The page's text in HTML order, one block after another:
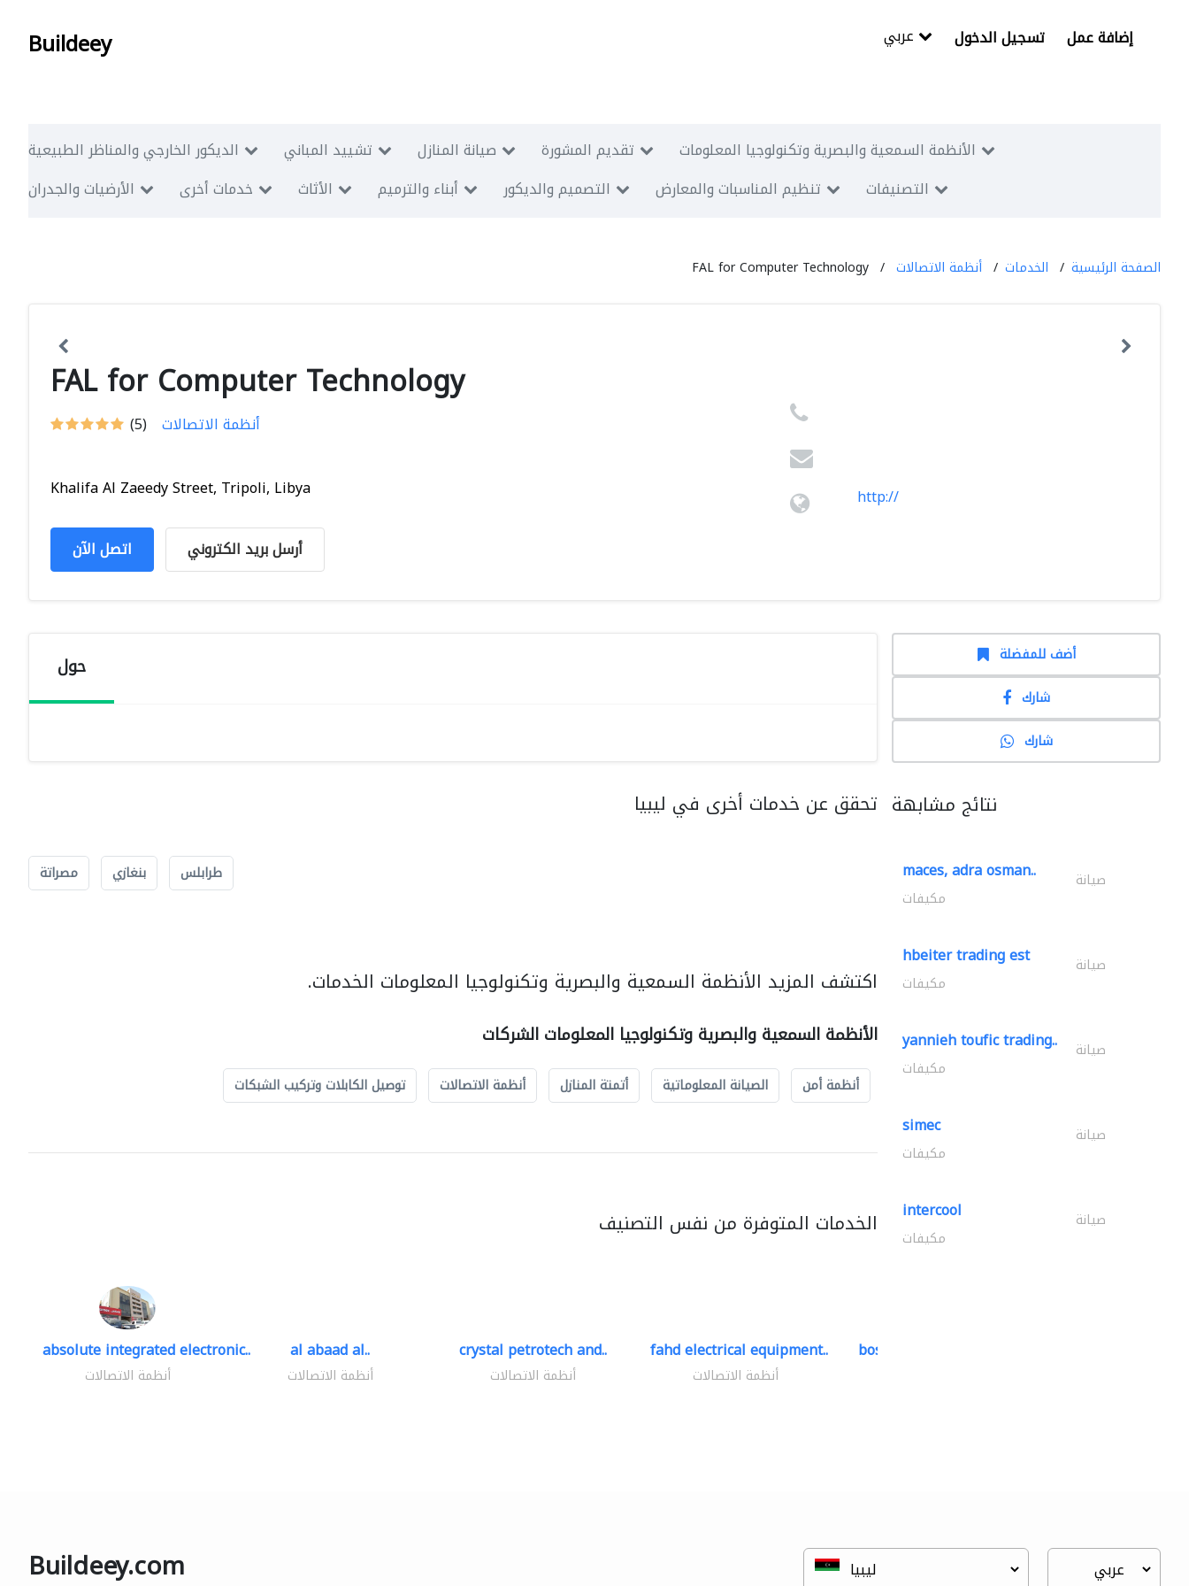
Buildeey تسجيل الدخول إضافة عمل
الديكور الخارجي والمناظر الطبيعية تشييد المباني صيانة المنازل تقديم المشورة
الأنظمة السمعية والبصرية وتكنولوجيا المعلومات
الأرضيات والجدران
خدمات أخرى الأثاث أبناء والترميم التصميم والديكور تنظيم المناسبات والمعارض التصنيفات
الصفحة الرئيسية الخدمات أنظمة الاتصالات FAL for Computer Technology
FAL for Computer Technology
(5) أنظمة الاتصالات
Khalifa Al Zaeedy Street, Tripoli, Libya
اتصل الآن أرسل بريد الكتروني
http://
حول
تحقق عن خدمات أخرى في ليبيا
طرابلس بنغازي مصراتة
اكتشف المزيد الأنظمة السمعية والبصرية وتكنولوجيا المعلومات الخدمات.
الأنظمة السمعية والبصرية وتكنولوجيا المعلومات الشركات
أنظمة أمن الصيانة المعلوماتية أتمتة المنازل أنظمة الاتصالات توصيل الكابلات وتركيب الشبكات
الخدمات المتوفرة من نفس التصنيف
absolute integrated electronic..
أنظمة الاتصالات
al abaad al..
أنظمة الاتصالات
crystal petrotech and..
أنظمة الاتصالات
fahd electrical equipment..
أنظمة الاتصالات
bosch security systems..
أضف للمفضلة
شارك
شارك
نتائج مشابهة
maces, adra osman.. صيانة
مكيفات
hbeiter trading est صيانة
مكيفات
yannieh toufic trading.. صيانة
مكيفات
simec صيانة
مكيفات
intercool صيانة
مكيفات
Buildeey.com